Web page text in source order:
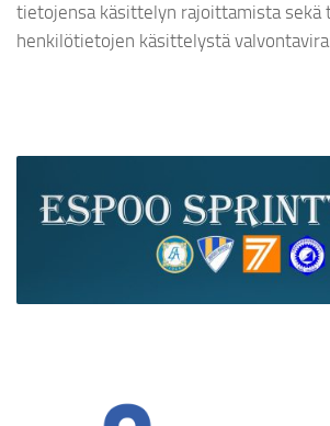
tietojensa käsittelyn rajoittamista sekä
henkilötietojen käsittelystä